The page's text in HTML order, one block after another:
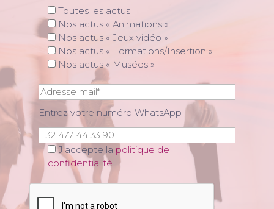
Toutes les actus
Nos actus « Animations »
Nos actus « Jeux vidéo »
Nos actus « Formations/Insertion »
Nos actus « Musées »
Entrez votre numéro WhatsApp
J'accepte la politique de
confidentialité